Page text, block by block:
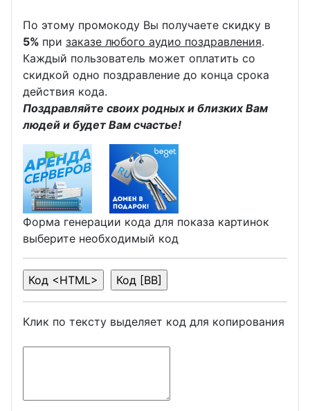
По этому промокоду Вы получаете скидку в
5% при заказе любого аудио поздравления.
Каждый пользователь может оплатить со
скидкой одно поздравление до конца срока
действия кода.
Поздравляйте своих родных и близких Вам
людей и будет Вам счастье!
Форма генерации кода для показа картинок
выберите необходимый код
Клик по тексту выделяет код для копирования